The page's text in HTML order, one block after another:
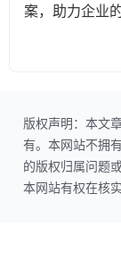
案，助力企业
版权声明：本文
有。本网站不拥
的版权归属问题
本网站有权在核